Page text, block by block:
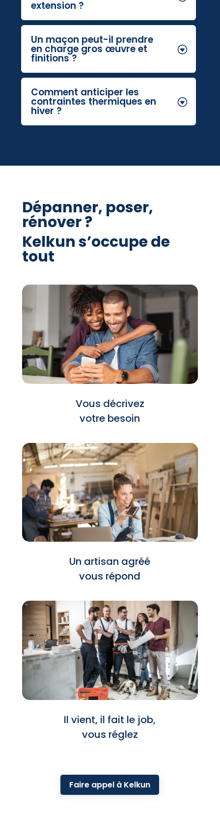
extension ?
Un maçon peut-il prendre
en charge gros œuvre et
finitions ?
Comment anticiper les
contraintes thermiques en
hiver ?
Dépanner, poser,
rénover ?
Kelkun s’occupe de
tout
Vous décrivez
votre besoin
Un artisan agréé
vous répond
Il vient, il fait le job,
vous réglez
Faire appel à Kelkun